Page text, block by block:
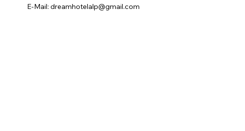
E-Mail: dreamhotelalp@gmail.com